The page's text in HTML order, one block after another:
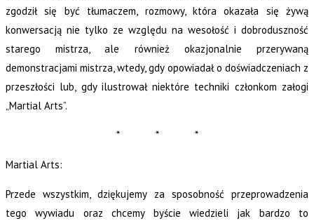
zgodził się być tłumaczem, rozmowy, która okazała się żywą
konwersacją nie tylko ze względu na wesołość i dobroduszność
starego mistrza, ale również okazjonalnie przerywaną
demonstracjami mistrza, wtedy, gdy opowiadał o doświadczeniach z
przeszłości lub, gdy ilustrował niektóre techniki członkom załogi
„Martial Arts”.
* * *
Martial Arts:
Przede wszystkim, dziękujemy za sposobność przeprowadzenia
tego wywiadu oraz chcemy byście wiedzieli jak bardzo to